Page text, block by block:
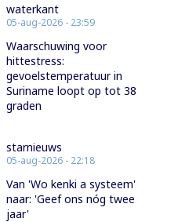
waterkant
05-aug-2026 - 23:59
Waarschuwing voor
hittestress:
gevoelstemperatuur in
Suriname loopt op tot 38
graden
starnieuws
05-aug-2026 - 22:18
Van 'Wo kenki a systeem'
naar: 'Geef ons nóg twee
jaar'